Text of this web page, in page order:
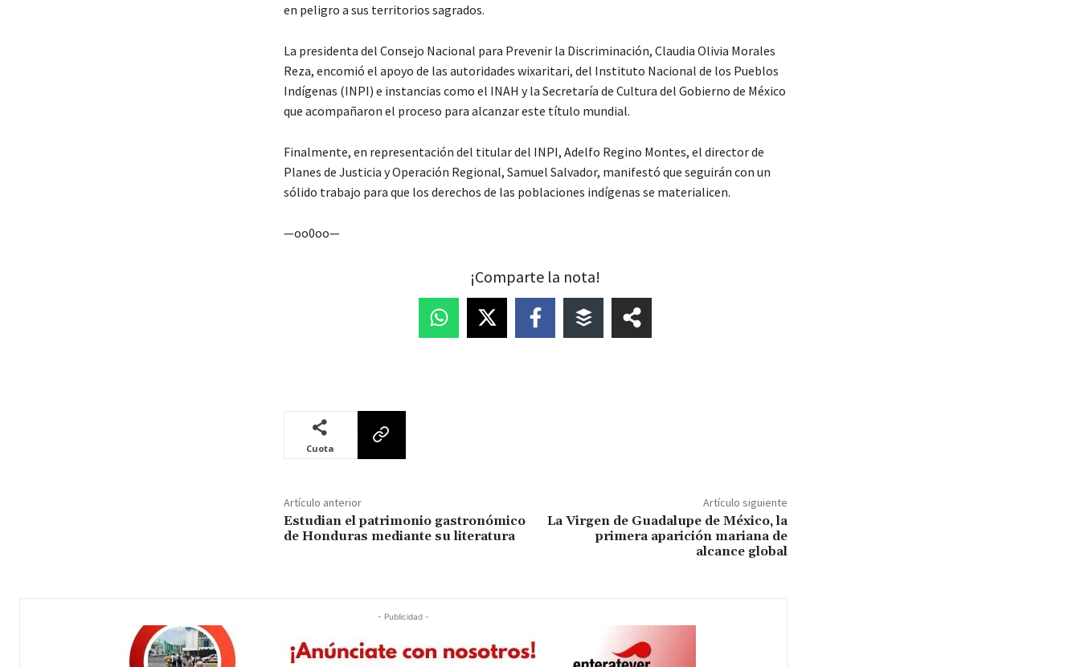
en peligro a sus territorios sagrados.
La presidenta del Consejo Nacional para Prevenir la Discriminación, Claudia Olivia Morales
Reza, encomió el apoyo de las autoridades wixaritari, del Instituto Nacional de los Pueblos
Indígenas (INPI) e instancias como el INAH y la Secretaría de Cultura del Gobierno de México
que acompañaron el proceso para alcanzar este título mundial.
Finalmente, en representación del titular del INPI, Adelfo Regino Montes, el director de
Planes de Justicia y Operación Regional, Samuel Salvador, manifestó que seguirán con un
sólido trabajo para que los derechos de las poblaciones indígenas se materialicen.
—oo0oo—
¡Comparte la nota!
Cuota
Artículo anterior
Estudian el patrimonio gastronómico
de Honduras mediante su literatura
Artículo siguiente
La Virgen de Guadalupe de México, la
primera aparición mariana de
alcance global
- Publicidad -